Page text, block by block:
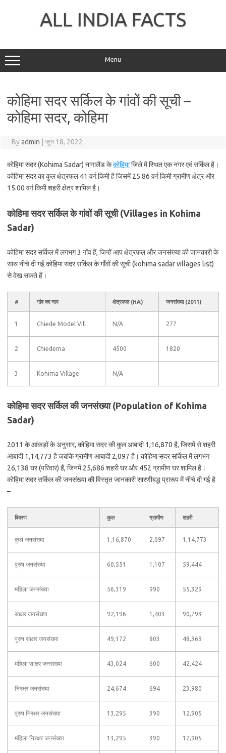
ALL INDIA FACTS
Menu
कोहिमा सदर सर्किल के गांवों की सूची –
कोहिमा सदर, कोहिमा
Byadmin जून 18, 2022
कोहिमा सदर (Kohima Sadar) नागालैंड केकोहिमाजिले में स्थित एक नगर एवं सर्किल है।
कोहिमा सदर का कुल क्षेत्रफल 41 वर्ग किमी है जिसमें 25.86 वर्ग किमी ग्रामीण क्षेत्र और
15.00 वर्ग किमी शहरी क्षेत्र शामिल है।
कोहिमा सदर सर्किल के गांवों की सूची (Villages in Kohima
Sadar)
कोहिमा सदर सर्किल में लगभग 3 गाँव हैं, जिन्हें आप क्षेत्रफल और जनसंख्या की जानकारी के
साथ नीचे दी गई कोहिमा सदर सर्किल के गाँवों की सूची (kohima sadar villages list)
से देख सकते हैं।
# गांव का नाम क्षेत्रफल (HA) जनसंख्या (2011)
1 Chiede Model Vill N/A 277
2 Chiedema 4500 1820
3 Kohima Village N/A
कोहिमा सदर सर्किल की जनसंख्या (Population of Kohima
Sadar)
2011 के आंकड़ों के अनुसार, कोहिमा सदर की कुल आबादी 1,16,870 है, जिसमें से शहरी
आबादी 1,14,773 है जबकि ग्रामीण आबादी 2,097 है। कोहिमा सदर सर्किल में लगभग
26,138 घर (परिवार) हैं, जिनमें 25,686 शहरी घर और 452 ग्रामीण घर शामिल हैं।
कोहिमा सदर सर्किल की जनसंख्या की विस्तृत जानकारी सारणीबद्ध प्रारूप में नीचे दी गई है
–
विवरण कुल ग्रामीण शहरी
कुल जनसंख्या 1,16,870 2,097 1,14,773
पुरुष जनसंख्या 60,551 1,107 59,444
महिला जनसंख्या 56,319 990 55,329
साक्षर जनसंख्या 92,196 1,403 90,793
पुरुष साक्षर जनसंख्या 49,172 803 48,369
महिला साक्षर जनसंख्या 43,024 600 42,424
निरक्षर जनसंख्या 24,674 694 23,980
पुरुष निरक्षर जनसंख्या 13,295 390 12,905
महिला निरक्षर जनसंख्या 13,295 390 12,905